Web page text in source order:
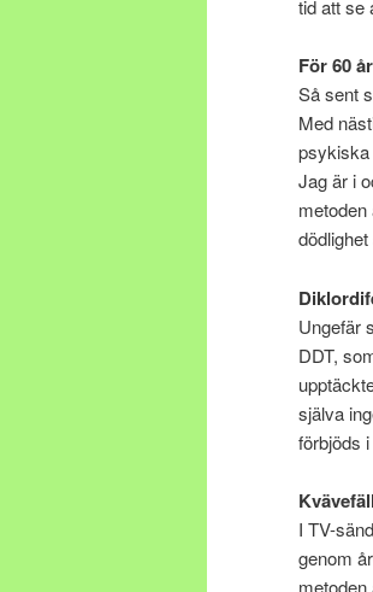
tid att se
För 60
Så sent
Med
psykiska
Jag är i
Ungefär
DDT,
själva
förbjöds
I TV-
genom